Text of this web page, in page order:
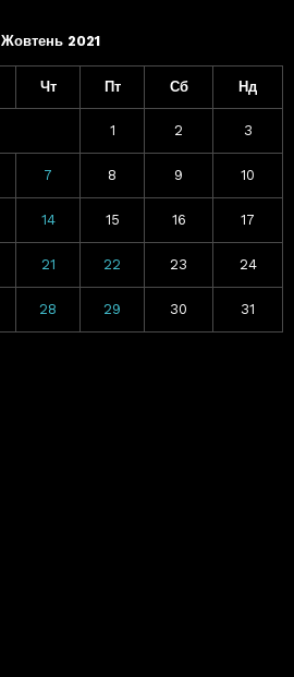
Жовтень 2021
Чт Пт Сб Нд
1 2 3
7 8 9 10
14 15 16 17
21 22 23 24
28 29 30 31